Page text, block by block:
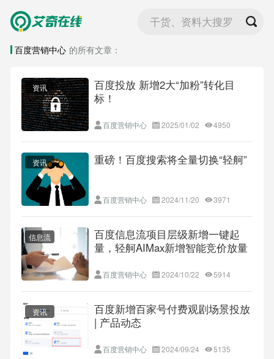
干货、资料大搜罗
百度营销中心 的所有文章：
资讯
百度投放 新增2大“加粉”转化目
标！
百度营销中心 2025/01/02 4950
资讯 重磅！百度搜索将全量切换“轻舸”
百度营销中心 2024/11/20 3971
信息流
百度信息流项目层级新增一键起
量，轻舸AIMax新增智能竞价放量
百度营销中心 2024/10/22 5914
资讯
百度新增百家号付费观剧场景投放
| 产品动态
百度营销中心 2024/09/24 5135